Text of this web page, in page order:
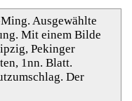
Ausgewählte
Mit einem Bilde
Pekinger
1nn. Blatt.
Der